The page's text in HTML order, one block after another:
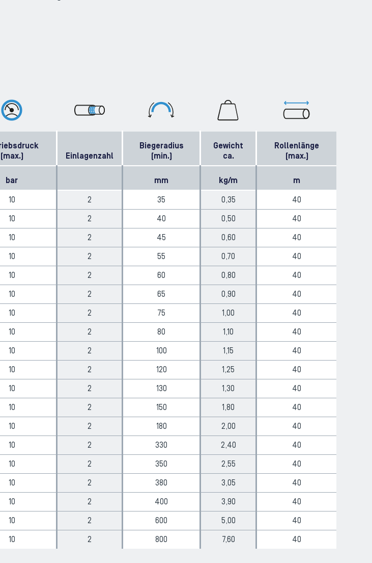
(max.)
Einlagenzahl
Biegeradius
(min.)
Gewicht
ca.
Rollenlänge
(max.)
bar mm kg/m m
10 2 35 0,35 40
10 2 40 0,50 40
10 2 45 0,60 40
10 2 55 0,70 40
10 2 60 0,80 40
10 2 65 0,90 40
10 2 75 1,00 40
10 2 80 1,10 40
10 2 100 1,15 40
10 2 120 1,25 40
10 2 130 1,30 40
10 2 150 1,80 40
10 2 180 2,00 40
10 2 330 2,40 40
10 2 350 2,55 40
10 2 380 3,05 40
10 2 400 3,90 40
10 2 600 5,00 40
10 2 800 7,60 40